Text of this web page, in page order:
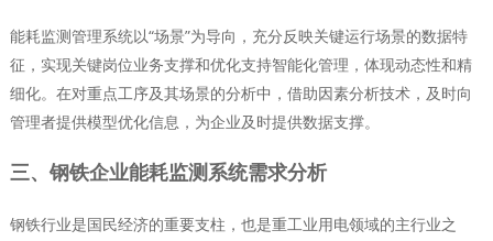
能耗监测管理系统以“场景”为导向，充分反映关键运行场景的数据特
征，实现关键岗位业务支撑和优化支持智能化管理，体现动态性和精
细化。在对重点工序及其场景的分析中，借助因素分析技术，及时向
管理者提供模型优化信息，为企业及时提供数据支撑。
三、钢铁企业能耗监测系统需求分析
钢铁行业是国民经济的重要支柱，也是重工业用电领域的主行业之